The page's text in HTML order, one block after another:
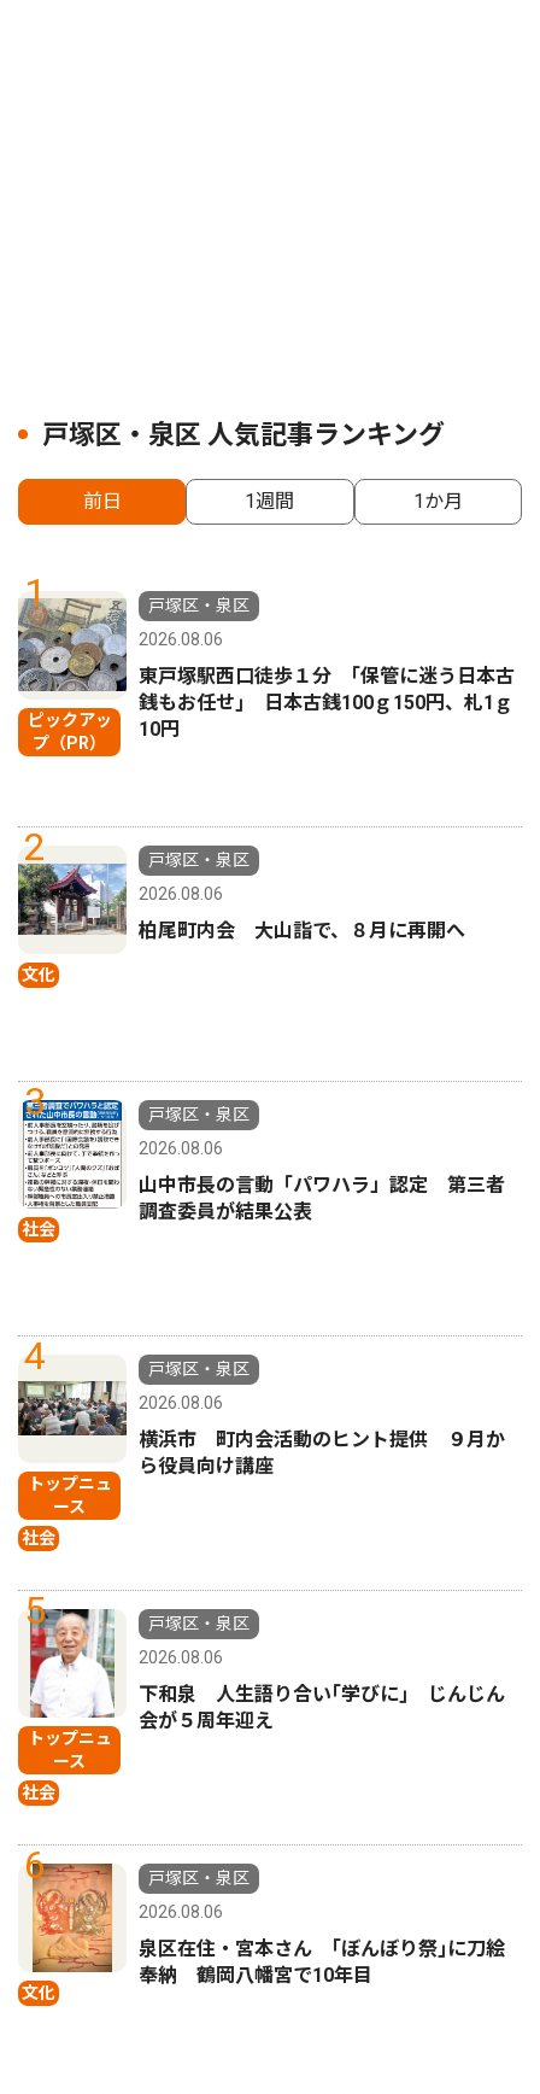
戸塚区・泉区 人気記事ランキング
前日 1週間 1か月
1
ピックアッ
プ（PR）
戸塚区・泉区
2026.08.06
東戸塚駅西口徒歩１分 ｢保管に迷う日本古
銭もお任せ｣ 日本古銭100ｇ150円、札1ｇ
10円
2
文化
戸塚区・泉区
2026.08.06
柏尾町内会 大山詣で、８月に再開へ
3
社会
戸塚区・泉区
2026.08.06
山中市長の言動「パワハラ」認定 第三者
調査委員が結果公表
4
トップニュ
ース
社会
戸塚区・泉区
2026.08.06
横浜市 町内会活動のヒント提供 ９月か
ら役員向け講座
5
トップニュ
ース
社会
戸塚区・泉区
2026.08.06
下和泉 人生語り合い｢学びに｣ じんじん
会が５周年迎え
6
文化
戸塚区・泉区
2026.08.06
泉区在住・宮本さん ｢ぼんぼり祭｣に刀絵
奉納 鶴岡八幡宮で10年目